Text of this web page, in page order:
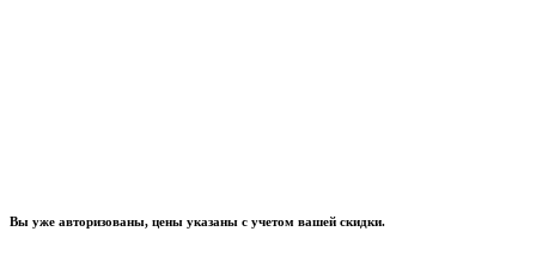
Вы уже авторизованы, цены указаны с учетом вашей скидки.